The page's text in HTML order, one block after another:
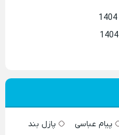
پیام عباسی
پازل بند